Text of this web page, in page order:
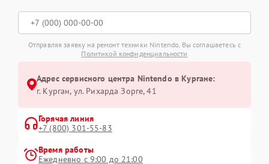
Отправляя заявку на ремонт техники Nintendo, Вы соглашаетесь с
Политикой конфиденциальности
Адрес сервисного центра Nintendo в Кургане:
г. Курган, ул. Рихарда Зорге, 41
Горячая линия
+7 (800) 301-55-83
Время работы
Ежедневно с 9:00 до 21:00